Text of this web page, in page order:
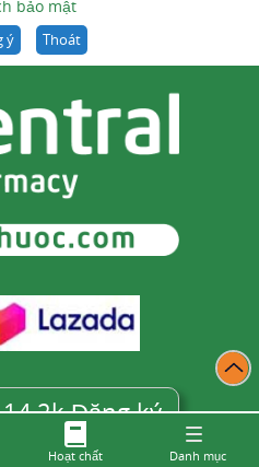
bảo mật
ý Thoát
14,2kĐăng ký
Hoạt chất Danh mục